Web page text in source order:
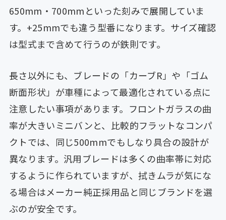
650mm・700mmといった刻みで展開していま
す。+25mmでも違う型番になります。サイズ確認
は型式まで含めて行うのが鉄則です。
長さ以外にも、ブレードの「カーブR」や「ゴム
断面形状」が車種によって最適化されている点に
注意したい事項があります。フロントガラスの曲
率が大きいミニバンと、比較的フラットなコンパ
クトでは、同じ500mmでもしなり具合の設計が
異なります。汎用ブレードは多くの曲率帯に対応
するように作られていますが、拭きムラが気にな
る場合はメーカー純正採用品と同じブランドを選
ぶのが安全です。